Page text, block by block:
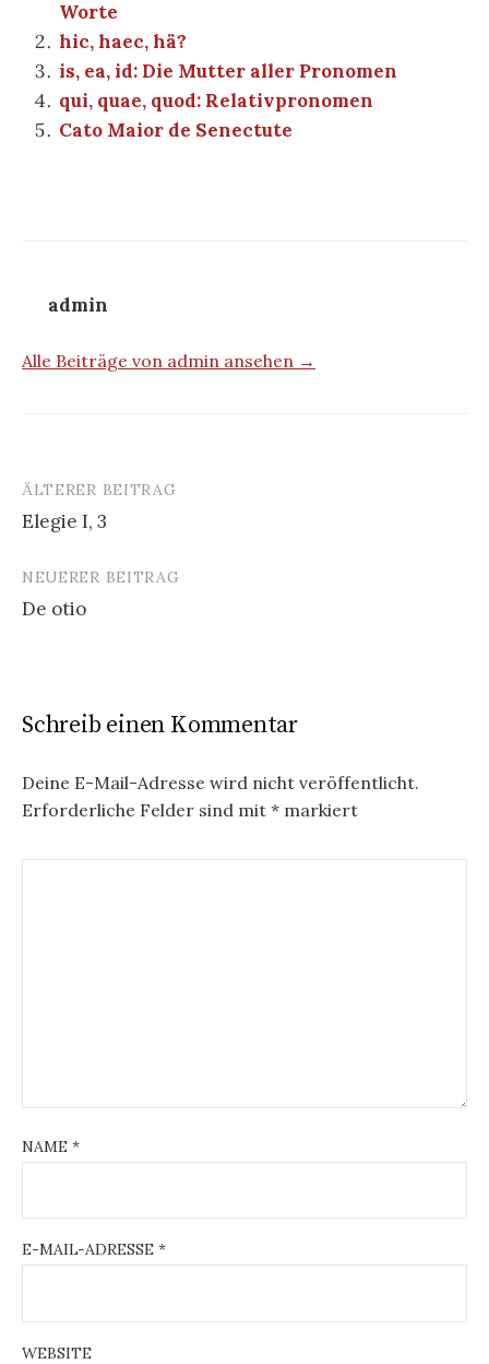
Worte
hic, haec, hä?
is, ea, id: Die Mutter aller Pronomen
qui, quae, quod: Relativpronomen
Cato Maior de Senectute
admin
Alle Beiträge von admin ansehen →
Beitrags-
Navigation
ÄLTERER BEITRAG
Elegie I, 3
NEUERER BEITRAG
De otio
Schreib einen Kommentar
Deine E-Mail-Adresse wird nicht veröffentlicht.
Erforderliche Felder sind mit * markiert
NAME *
E-MAIL-ADRESSE *
WEBSITE